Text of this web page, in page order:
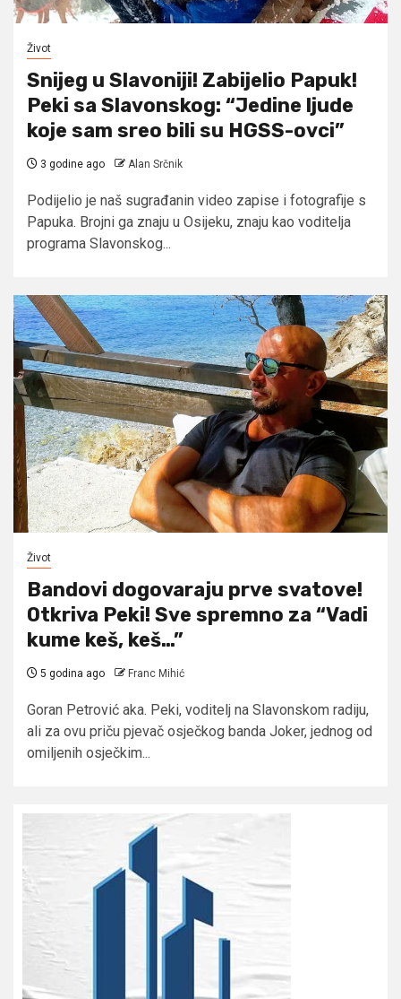
Život
Snijeg u Slavoniji! Zabijelio Papuk!
Peki sa Slavonskog: “Jedine ljude
koje sam sreo bili su HGSS-ovci”
3 godine ago Alan Srčnik
Podijelio je naš sugrađanin video zapise i fotografije s
Papuka. Brojni ga znaju u Osijeku, znaju kao voditelja
programa Slavonskog...
Život
Bandovi dogovaraju prve svatove!
Otkriva Peki! Sve spremno za “Vadi
kume keš, keš…”
5 godina ago Franc Mihić
Goran Petrović aka. Peki, voditelj na Slavonskom radiju,
ali za ovu priču pjevač osječkog banda Joker, jednog od
omiljenih osječkim...